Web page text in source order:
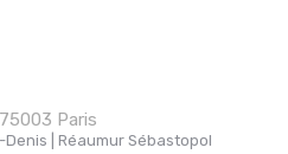
Paris
| Réaumur Sébastopol